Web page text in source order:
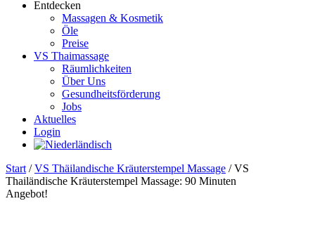
Entdecken
Massagen & Kosmetik
Öle
Preise
VS Thaimassage
Räumlichkeiten
Über Uns
Gesundheitsförderung
Jobs
Aktuelles
Login
Start /VS Thäilandische Kräuterstempel Massage / VS
Thailändische Kräuterstempel Massage: 90 Minuten
Angebot!